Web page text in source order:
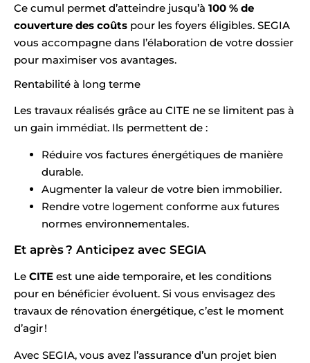
Ce cumul permet d’atteindre jusqu’à 100 % de
couverture des coûts pour les foyers éligibles. SEGIA
vous accompagne dans l’élaboration de votre dossier
pour maximiser vos avantages.
Rentabilité à long terme
Les travaux réalisés grâce au CITE ne se limitent pas à
un gain immédiat. Ils permettent de :
Réduire vos factures énergétiques de manière
durable.
Augmenter la valeur de votre bien immobilier.
Rendre votre logement conforme aux futures
normes environnementales.
Et après ? Anticipez avec SEGIA
Le CITE est une aide temporaire, et les conditions
pour en bénéficier évoluent. Si vous envisagez des
travaux de rénovation énergétique, c’est le moment
d’agir !
Avec SEGIA, vous avez l’assurance d’un projet bien